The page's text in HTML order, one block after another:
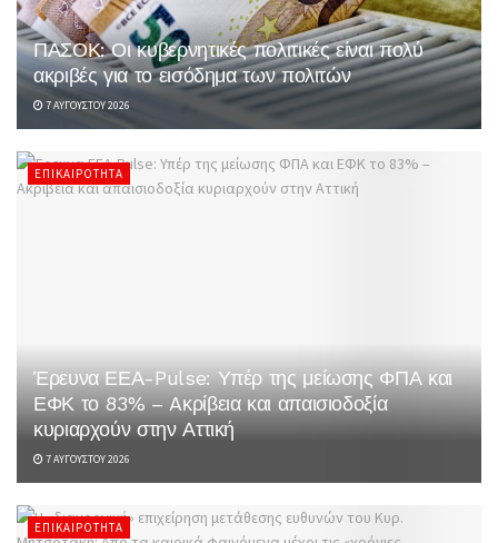
ΠΑΣΟΚ: Οι κυβερνητικές πολιτικές είναι πολύ
ακριβές για το εισόδημα των πολιτών
7 ΑΥΓΟΎΣΤΟΥ 2026
ΕΠΙΚΑΙΡΌΤΗΤΑ
Έρευνα ΕΕΑ-Pulse: Υπέρ της μείωσης ΦΠΑ και
ΕΦΚ το 83% – Aκρίβεια και απαισιοδοξία
κυριαρχούν στην Αττική
7 ΑΥΓΟΎΣΤΟΥ 2026
ΕΠΙΚΑΙΡΌΤΗΤΑ